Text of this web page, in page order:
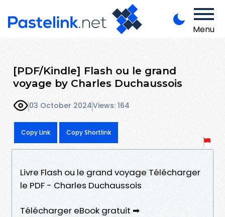
Menu
[PDF/Kindle] Flash ou le grand
voyage by Charles Duchaussois
03 October 2024Views: 164
Copy Link Copy Shortlink
Livre Flash ou le grand voyage Télécharger
le PDF - Charles Duchaussois
Télécharger eBook gratuit ➡